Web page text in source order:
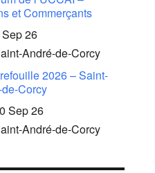
et Commerçants
26
André-de-Corcy
2026 – Saint-
Corcy
Sep 26
André-de-Corcy